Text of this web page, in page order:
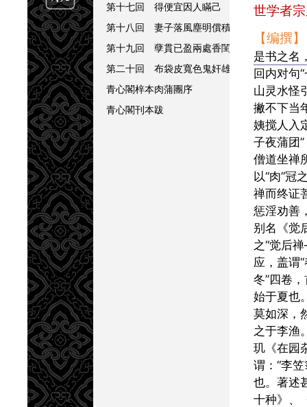
第十七回 得便宜因人瞞己 遭塗毒爲己驕人
第十八回 妻子落風塵明償積欠 弟兄爭窈窕
第十九回 孽貫已盈兩處香閨齊出醜 禪機將
第二十回 布袋皮寬色鬼奸雄齊攝入 旃檀路
青心閣梓本肉蒲團序
青心閣刊本跋
世学者
【编撰】
是书之名
回内对句
山灵水怪
撇不下当
姨搅人入
子夜蒲团
僧道坐禅
以“肉”冠
禅而终证
惩淫劝善
别名《觉
之“觉后
应，盖谓
冬”四卷
始于夏也
莫如深，
之于李渔
玑《在园
谓：“李
也。著述
十种》、